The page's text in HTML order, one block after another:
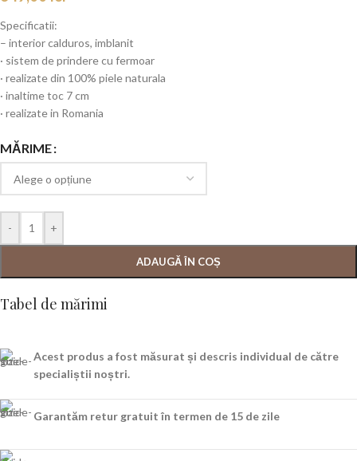
Specificatii:
– interior calduros, imblanit
· sistem de prindere cu fermoar
· realizate din 100% piele naturala
· inaltime toc 7 cm
· realizate in Romania
MĂRIME
- +
ADAUGĂ ÎN COȘ
Tabel de mărimi
Acest produs a fost măsurat și descris individual de către
specialiștii noștri.
Garantăm retur gratuit în termen de 15 de zile